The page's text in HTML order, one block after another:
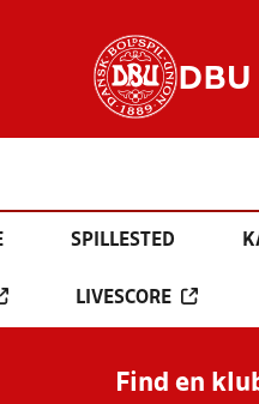
SPILLESTED
LIVESCORE
Find en